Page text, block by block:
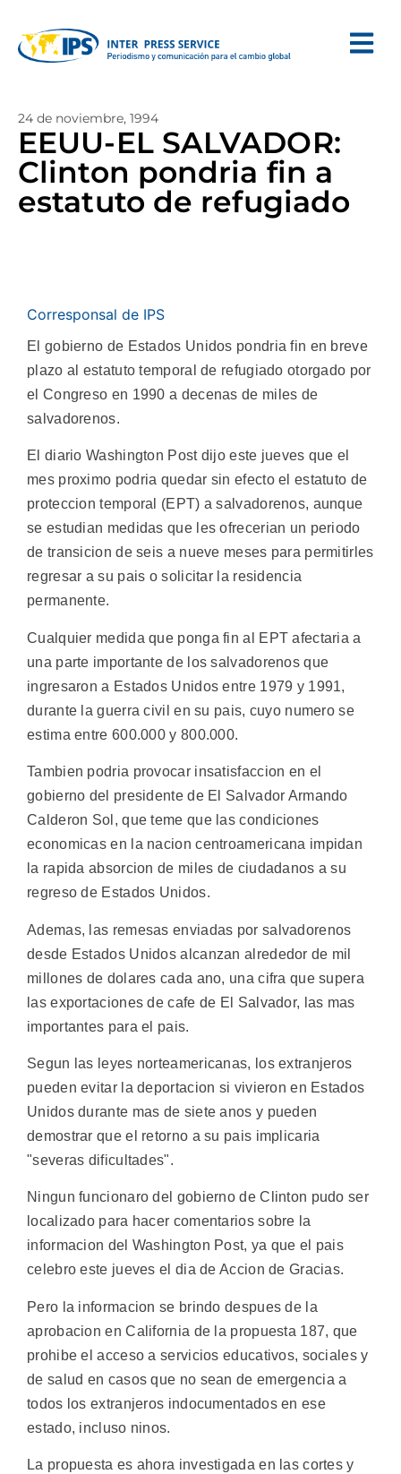
24 de noviembre, 1994
EEUU-EL SALVADOR:
Clinton pondria fin a
estatuto de refugiado
Corresponsal de IPS
El gobierno de Estados Unidos pondria fin en breve
plazo al estatuto temporal de refugiado otorgado por
el Congreso en 1990 a decenas de miles de
salvadorenos.
El diario Washington Post dijo este jueves que el
mes proximo podria quedar sin efecto el estatuto de
proteccion temporal (EPT) a salvadorenos, aunque
se estudian medidas que les ofrecerian un periodo
de transicion de seis a nueve meses para permitirles
regresar a su pais o solicitar la residencia
permanente.
Cualquier medida que ponga fin al EPT afectaria a
una parte importante de los salvadorenos que
ingresaron a Estados Unidos entre 1979 y 1991,
durante la guerra civil en su pais, cuyo numero se
estima entre 600.000 y 800.000.
Tambien podria provocar insatisfaccion en el
gobierno del presidente de El Salvador Armando
Calderon Sol, que teme que las condiciones
economicas en la nacion centroamericana impidan
la rapida absorcion de miles de ciudadanos a su
regreso de Estados Unidos.
Ademas, las remesas enviadas por salvadorenos
desde Estados Unidos alcanzan alrededor de mil
millones de dolares cada ano, una cifra que supera
las exportaciones de cafe de El Salvador, las mas
importantes para el pais.
Segun las leyes norteamericanas, los extranjeros
pueden evitar la deportacion si vivieron en Estados
Unidos durante mas de siete anos y pueden
demostrar que el retorno a su pais implicaria
"severas dificultades".
Ningun funcionaro del gobierno de Clinton pudo ser
localizado para hacer comentarios sobre la
informacion del Washington Post, ya que el pais
celebro este jueves el dia de Accion de Gracias.
Pero la informacion se brindo despues de la
aprobacion en California de la propuesta 187, que
prohibe el acceso a servicios educativos, sociales y
de salud en casos que no sean de emergencia a
todos los extranjeros indocumentados en ese
estado, incluso ninos.
La propuesta es ahora investigada en las cortes y